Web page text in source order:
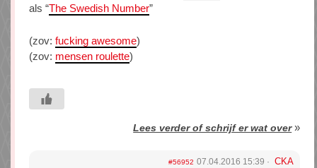
als “The Swedish Number”
(zov: fucking awesome)
(zov: mensen roulette)
Lees verder of schrijf er wat over»
#56952 07.04.2016 15:39 CKA